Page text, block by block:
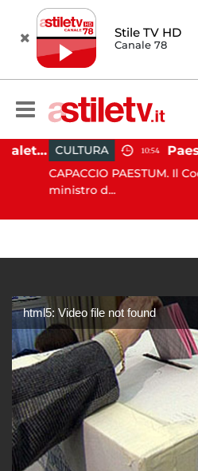
Stile TV HD
Canale 78
Martina Carbonaro, braccialetto elettronico per i genitori della 14enne uccisa dall'ex CULTURA 10:54
CAPACCIO PAESTUM. Il
ministro d...
html5: Video file not found